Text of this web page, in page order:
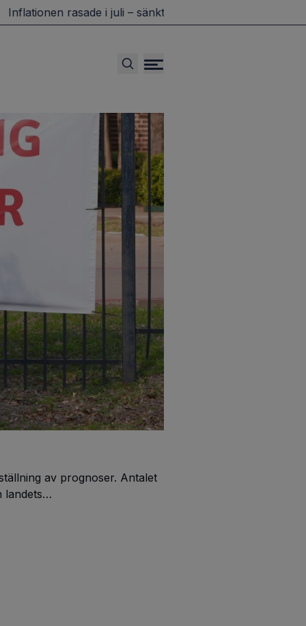
rasade i juli – sänkt bensinskatt bakom
av prognoser. Antalet
landets